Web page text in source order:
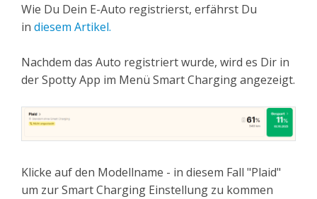
Wie Du Dein E-Auto registrierst, erfährst Du
in diesem Artikel.
Nachdem das Auto registriert wurde, wird es Dir in
der Spotty App im Menü Smart Charging angezeigt.
Klicke auf den Modellname - in diesem Fall "Plaid"
um zur Smart Charging Einstellung zu kommen